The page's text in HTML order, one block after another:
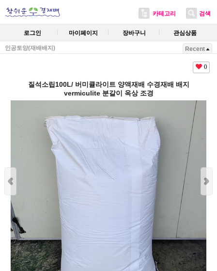
카테고리 검색
로그인 마이페이지 장바구니 관심상품
인공토양(재배배지) Recent
0
질석소립100L/ 버미큘라이트 양액재배 수경재배 배지
vermiculite 분갈이 옥상 조경